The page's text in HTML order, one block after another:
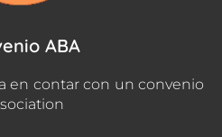
ABA
en contar con un convenio